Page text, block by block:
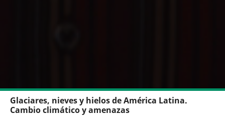
Glaciares, nieves y hielos de América Latina.
Cambio climático y amenazas